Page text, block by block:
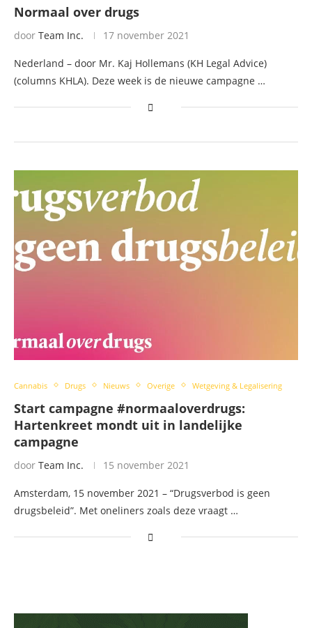
Normaal over drugs
door Team Inc. 17 november 2021
Nederland – door Mr. Kaj Hollemans (KH Legal Advice)
(columns KHLA). Deze week is de nieuwe campagne …
Cannabis Drugs Nieuws Overige Wetgeving & Legalisering
Start campagne #normaaloverdrugs:
Hartenkreet mondt uit in landelijke
campagne
door Team Inc. 15 november 2021
Amsterdam, 15 november 2021 – “Drugsverbod is geen
drugsbeleid”. Met oneliners zoals deze vraagt …